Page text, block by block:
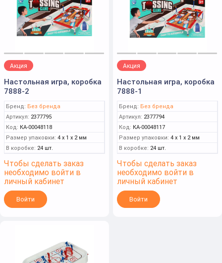
Акция
Настольная игра, коробка
7888-2
Бренд: Без бренда
Артикул: 2377795
Код: КА-00048118
Размер упаковки: 4 x 1 x 2 мм
В коробке: 24 шт.
Чтобы сделать заказ
необходимо войти в
личный кабинет
Войти
Акция
Настольная игра, коробка
7888-1
Бренд: Без бренда
Артикул: 2377794
Код: КА-00048117
Размер упаковки: 4 x 1 x 2 мм
В коробке: 24 шт.
Чтобы сделать заказ
необходимо войти в
личный кабинет
Войти